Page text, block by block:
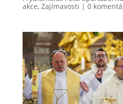
akce, Zajímavosti | 0